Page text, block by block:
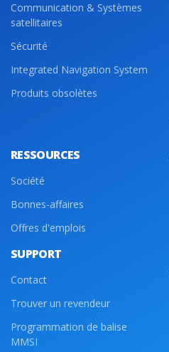
Communication & Systèmes
satellitaires
Sécurité
Integrated Navigation System
Produits obsolètes
RESSOURCES
Société
Bonnes-affaires
Offres d'emplois
SUPPORT
Contact
Trouver un revendeur
Programmation de balise
MMSI